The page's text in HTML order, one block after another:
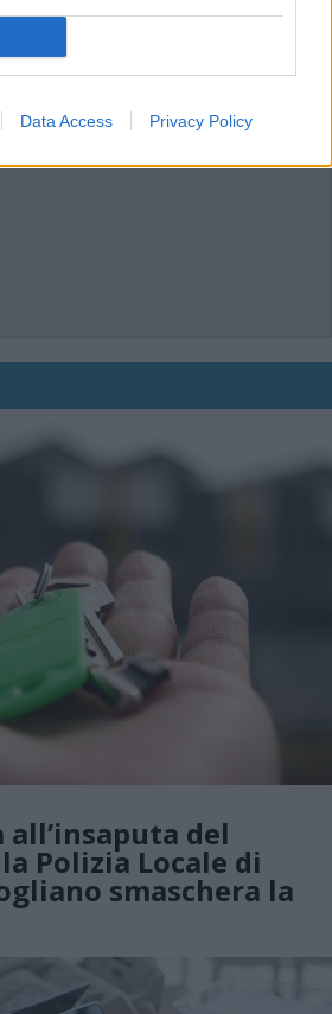
Data Access Privacy Policy
del
Polizia Locale di
smaschera la